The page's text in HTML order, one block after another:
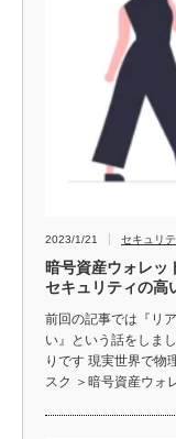
2023/1/21 セキュリテ
暗号資産ウォレッ
セキュリティの高
前回の記事では『リ
い』という話をしま
りです 現実世界で物
スク ＞暗号資産ウォ